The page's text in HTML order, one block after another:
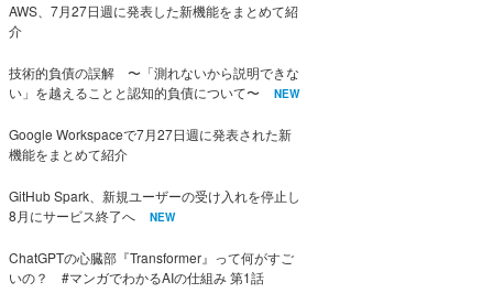
AWS、7月27日週に発表した新機能をまとめて紹
介
技術的負債の誤解 〜「測れないから説明できな
い」を越えることと認知的負債について〜
NEW
Google Workspaceで7月27日週に発表された新
機能をまとめて紹介
GitHub Spark、新規ユーザーの受け入れを停止し
8月にサービス終了へ
NEW
ChatGPTの心臓部『Transformer』って何がすご
いの？ #マンガでわかるAIの仕組み 第1話